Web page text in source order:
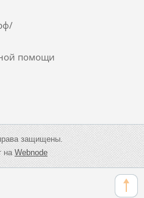
помощи
защищены.
наWebnode